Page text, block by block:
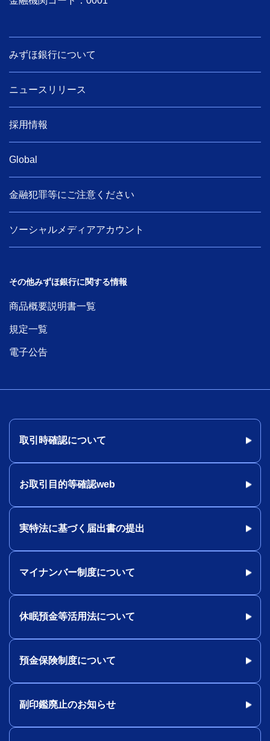
みずほ銀行について
ニュースリリース
採用情報
Global
金融犯罪等にご注意ください
ソーシャルメディアアカウント
その他みずほ銀行に関する情報
商品概要説明書一覧
規定一覧
電子公告
取引時確認について
お取引目的等確認web
実特法に基づく届出書の提出
マイナンバー制度について
休眠預金等活用法について
預金保険制度について
副印鑑廃止のお知らせ